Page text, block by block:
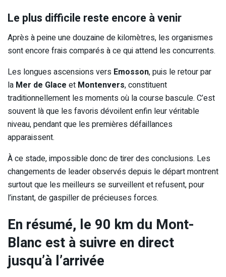
Le plus difficile reste encore à venir
Après à peine une douzaine de kilomètres, les organismes
sont encore frais comparés à ce qui attend les concurrents.
Les longues ascensions vers Emosson, puis le retour par
la Mer de Glace et Montenvers, constituent
traditionnellement les moments où la course bascule. C’est
souvent là que les favoris dévoilent enfin leur véritable
niveau, pendant que les premières défaillances
apparaissent.
À ce stade, impossible donc de tirer des conclusions. Les
changements de leader observés depuis le départ montrent
surtout que les meilleurs se surveillent et refusent, pour
l’instant, de gaspiller de précieuses forces.
En résumé, le 90 km du Mont-
Blanc est à suivre en direct
jusqu’à l’arrivée